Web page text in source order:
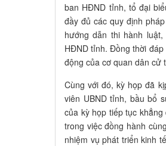
ban HĐND tỉnh, tổ đại
đầy đủ các quy định
hướng dẫn thi hành
HĐND tỉnh. Đồng thời
động của cơ quan dân cử
Cùng với đó, kỳ họp đã
viên UBND tỉnh, bầu bổ
của kỳ họp tiếp tục
trong việc đồng hành
nhiệm vụ phát triển kinh